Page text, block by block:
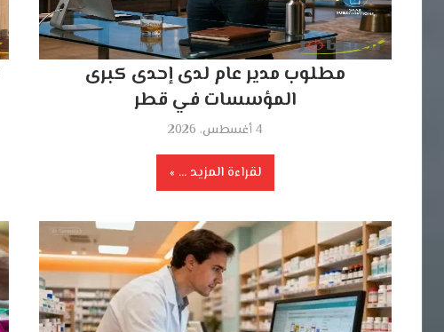
مطلوب مدير عام لدى إحدى كبرى
المؤسسات في قطر
4 أغسطس، 2026
لقراءة المزيد ...